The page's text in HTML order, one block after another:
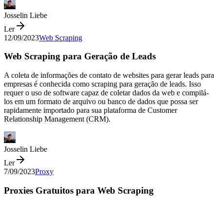
Josselin Liebe
Ler
12/09/2023Web Scraping
Web Scraping para Geração de Leads
A coleta de informações de contato de websites para gerar leads para
empresas é conhecida como scraping para geração de leads. Isso
requer o uso de software capaz de coletar dados da web e compilá-
los em um formato de arquivo ou banco de dados que possa ser
rapidamente importado para sua plataforma de Customer
Relationship Management (CRM).
Josselin Liebe
Ler
7/09/2023Proxy
Proxies Gratuitos para Web Scraping